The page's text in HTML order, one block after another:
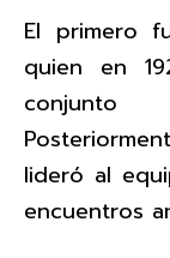
El primero
quien en
conjunto
lideró al
encuentros